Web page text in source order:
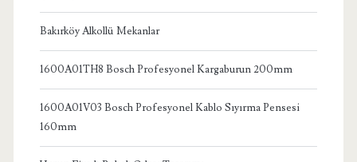
Bakırköy Alkollü Mekanlar
1600A01TH8 Bosch Profesyonel Kargaburun 200mm
1600A01V03 Bosch Profesyonel Kablo Sıyırma Pensesi
160mm